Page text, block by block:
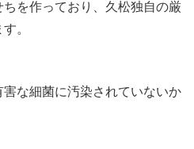
を作っており、久松独自の厳
。
な細菌に汚染されていないか